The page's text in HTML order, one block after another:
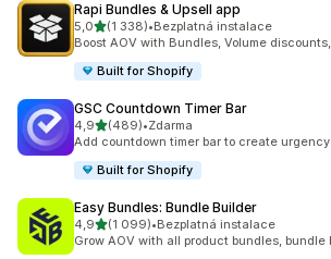
Rapi Bundles & Upsell app
5,0z 5 hvězd
(1 338)
Celkový počet recenzí: 1338
•Bezplatná instalace
Boost AOV with Bundles, Volume
Built for Shopify
GSC Countdown Timer Bar
4,9z 5 hvězd
(489)
Celkový počet recenzí: 489
•Zdarma
Add countdown timer bar to create
Built for Shopify
Easy Bundles: Bundle Builder
4,9z 5 hvězd
(1 099)
Celkový počet recenzí: 1099
•Bezplatná instalace
Grow AOV with all product bundles, bundle